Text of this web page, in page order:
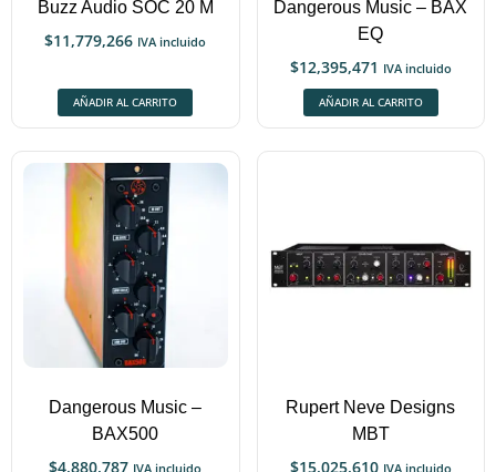
Buzz Audio SOC 20 M
$11,779,266 IVA incluido
AÑADIR AL CARRITO
Dangerous Music – BAX
EQ
$12,395,471 IVA incluido
AÑADIR AL CARRITO
Dangerous Music –
BAX500
$4,880,787 IVA incluido
Rupert Neve Designs
MBT
$15,025,610 IVA incluido